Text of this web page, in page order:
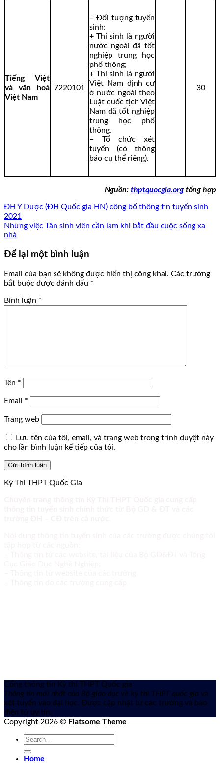
Tiếng Việt
và văn hoá
Việt Nam
7220101
– Đối tượng tuyển
sinh:
+ Thí sinh là người
nước ngoài đã tốt
nghiệp trung học
phổ thông;
+ Thí sinh là người
Việt Nam định cư
ở nước ngoài theo
Luật quốc tịch Việt
Nam đã tốt nghiệp
trung học phổ
thông.
– Tổ chức xét
tuyển (có thông
báo cụ thể riêng).
30
Nguồn: thptquocgia.orgtổng hợp
ĐH Y Dược (ĐH Quốc gia HN) công bố thông tin tuyển sinh
2021
Những việc Tân sinh viên cần làm khi bằt đầu cuộc sống xa
nhà
Để lại một bình luận
Email của bạn sẽ không được hiển thị công khai. Các trường
bắt buộc được đánh dấu *
Bình luận *
Tên *
Email *
Trang web
Lưu tên của tôi, email, và trang web trong trình duyệt này
cho lần bình luận kế tiếp của tôi.
Kỳ Thi THPT Quốc Gia
Cổng thông tin Kỳ thi THPT Quốc gia
Thông tin mới nhất của Bộ giáo dục về kỳ thi THPT quốc gia và
xét tuyển vào đại học. Được cập nhật từ các trường và báo
điện tử uy tín.
Copyright 2026 © Flatsome Theme
Home